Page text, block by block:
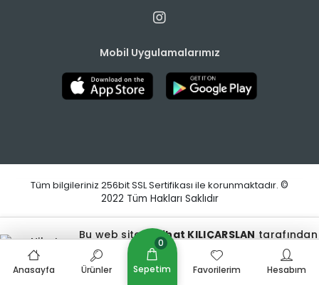
Mobil Uygulamalarımız
Tüm bilgileriniz 256bit SSL Sertifikası ile korunmaktadır. ©
2022 Tüm Hakları Saklıdır
Bu web sitesi, Nihat KILIÇARSLAN tarafından
tasarlanmış ve optimize edilmiştir.
Anasayfa Ürünler Sepetim
0
Favorilerim Hesabım